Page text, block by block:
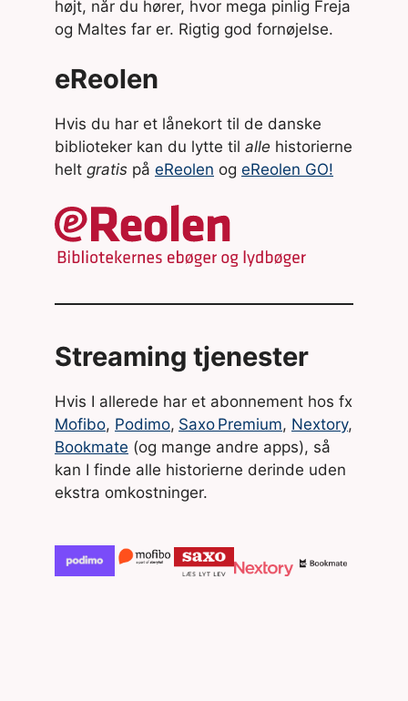
højt, når du hører, hvor mega pinlig Freja
og Maltes far er. Rigtig god fornøjelse.
eReolen
Hvis du har et lånekort til de danske
biblioteker kan du lytte til alle historierne
helt gratis på eReolen og eReolen GO!
Streaming tjenester
Hvis I allerede har et abonnement hos fx
Mofibo, Podimo, Saxo Premium, Nextory,
Bookmate (og mange andre apps), så
kan I finde alle historierne derinde uden
ekstra omkostninger.